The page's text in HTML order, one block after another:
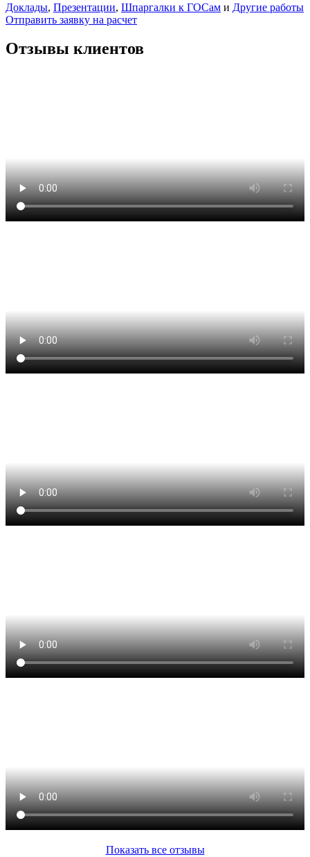
Доклады, Презентации, Шпаргалки к ГОСам и Другие работы
Отправить заявку на расчет
Отзывы клиентов
Показать все отзывы